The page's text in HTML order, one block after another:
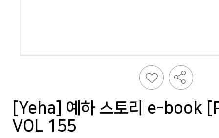
VOL 155